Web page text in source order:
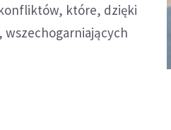
które, dzięki
wszechogarniających